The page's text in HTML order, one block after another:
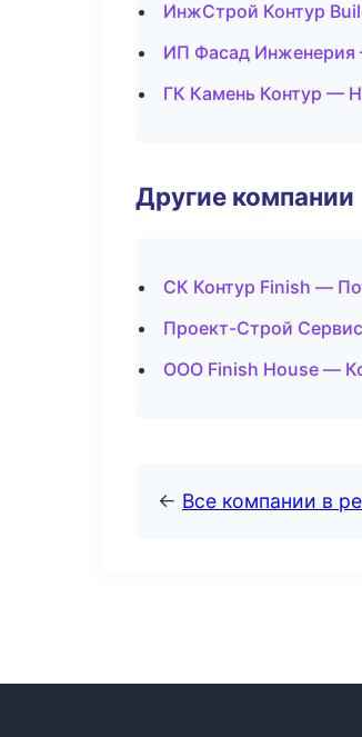
ИнжСтрой Контур
ИП Фасад Инженерия
ГК Камень Контур —
Другие компании
СК Контур Finish —
Проект-Строй
ООО Finish House —
← Все компании в